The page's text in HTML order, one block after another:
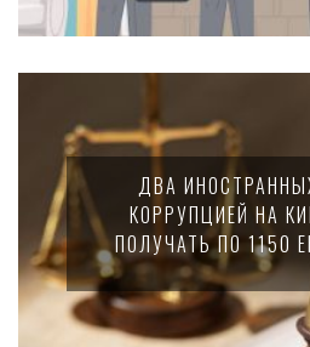
ДВА
КОРРУПЦИЕЙ НА
ПОЛУЧАТЬ ПО 1150